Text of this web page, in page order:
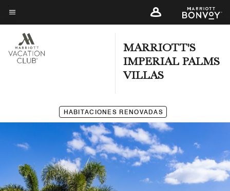
Skip
to
main
content
Texto del menú
MARRIOTT'S
IMPERIAL PALMS
VILLAS
HABITACIONES RENOVADAS